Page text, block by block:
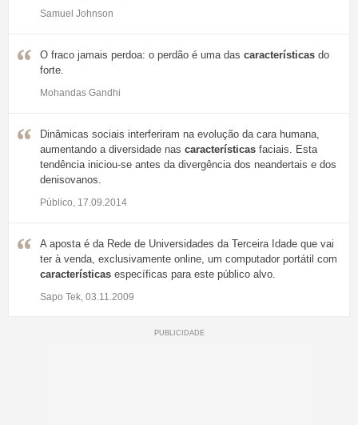
Samuel Johnson
O fraco jamais perdoa: o perdão é uma das características do
forte.
Mohandas Gandhi
Dinâmicas sociais interferiram na evolução da cara humana,
aumentando a diversidade nas características faciais. Esta
tendência iniciou-se antes da divergência dos neandertais e dos
denisovanos.
Público, 17.09.2014
A aposta é da Rede de Universidades da Terceira Idade que vai
ter à venda, exclusivamente online, um computador portátil com
características específicas para este público alvo.
Sapo Tek, 03.11.2009